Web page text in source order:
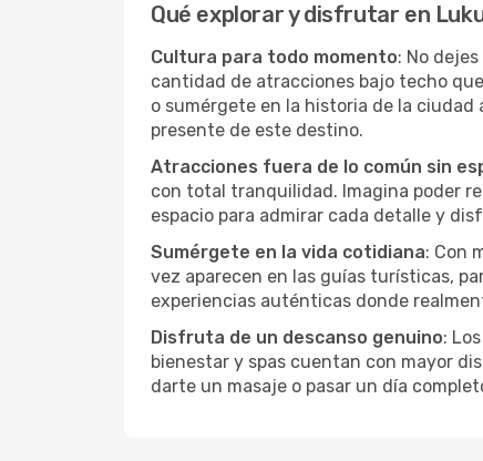
Qué explorar y disfrutar en
Cultura para todo momento: No
cantidad de atracciones bajo techo
o sumérgete en la historia de la
presente de este destino.
Atracciones fuera de lo común sin
con total tranquilidad. Imagina poder
espacio para admirar cada detalle y
Sumérgete en la vida cotidiana: Con
vez aparecen en las guías turísticas,
experiencias auténticas donde
Disfruta de un descanso genuino:
bienestar y spas cuentan con mayor
darte un masaje o pasar un día